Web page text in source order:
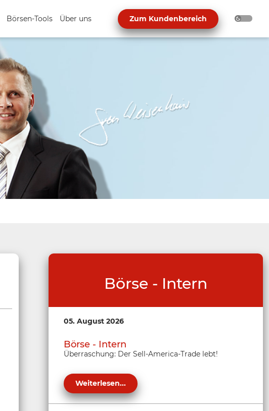
Börsen-Tools Über uns Zum Kundenbereich
Börse - Intern
05. August 2026
Börse - Intern
Überraschung: Der Sell-America-Trade lebt!
Weiterlesen...